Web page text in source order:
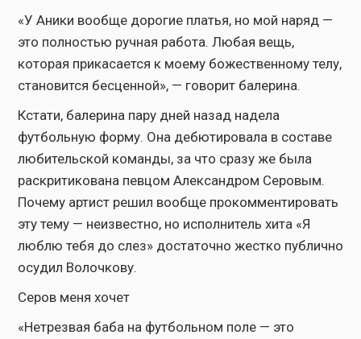
«У Аники вообще дорогие платья, но мой наряд —
это полностью ручная работа. Любая вещь,
которая прикасается к моему божественному телу,
становится бесценной», — говорит балерина.
Кстати, балерина пару дней назад надела
футбольную форму. Она дебютировала в составе
любительской команды, за что сразу же была
раскритикована певцом Александром Серовым.
Почему артист решил вообще прокомментировать
эту тему — неизвестно, но исполнитель хита «Я
люблю тебя до слез» достаточно жестко публично
осудил Волочкову.
Серов меня хочет
«Нетрезвая баба на футбольном поле — это